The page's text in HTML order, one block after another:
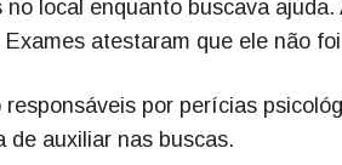
local enquanto buscava
atestaram que ele não
por perícias
de auxiliar nas buscas.